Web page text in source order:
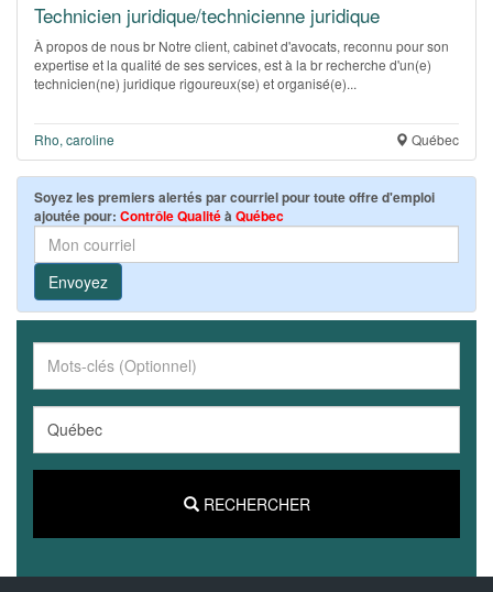
Technicien juridique/technicienne juridique
À propos de nous br Notre client, cabinet d'avocats, reconnu pour son
expertise et la qualité de ses services, est à la br recherche d'un(e)
technicien(ne) juridique rigoureux(se) et organisé(e)...
Rho, caroline Québec
Soyez les premiers alertés par courriel pour toute offre d'emploi
ajoutée pour: Contrôle Qualitéà Québec
Envoyez
RECHERCHER